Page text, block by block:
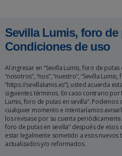
Sevilla Lumis, foro de
Condiciones de uso
Al ingresar en “Sevilla Lumis, foro de
“nosotros”, “nos”, “nuestro”, “Sevilla
“https://sevillalumis.es”), usted acuerda
siguientes términos. En caso contrario por
Lumis, foro de putas en sevilla”.
cualquier momento e intentaríamos
los revisase por su cuenta
foro de putas en sevilla” después de
estar legalmente sometido a esos
actualizados y/o reformados.